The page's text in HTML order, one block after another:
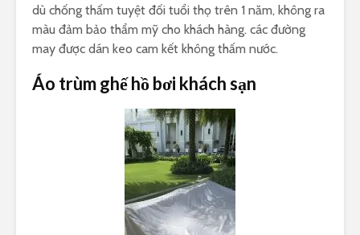
dù chống thấm tuyệt đối tuổi thọ trên 1 năm, không ra
màu đảm bảo thẩm mỹ cho khách hàng. các đường
may được dán keo cam kết không thấm nước.
Áo trùm ghế hồ bơi khách sạn